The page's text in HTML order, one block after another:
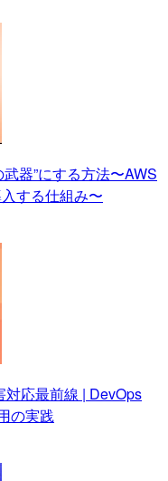
器”にする方法〜AWS
する仕組み〜
対応最前線 | DevOps
の実践